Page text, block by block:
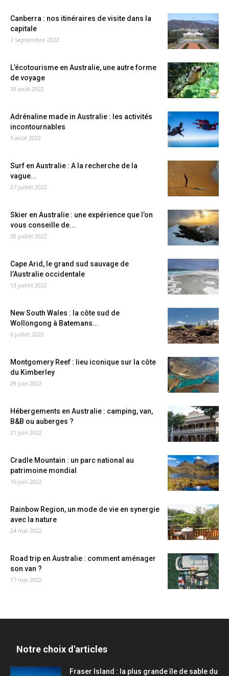
Canberra : nos itinéraires de visite dans la
capitale
7 septembre 2022
L’écotourisme en Australie, une autre forme
de voyage
10 août 2022
Adrénaline made in Australie : les activités
incontournables
3 août 2022
Surf en Australie : A la recherche de la
vague...
27 juillet 2022
Skier en Australie : une expérience que l’on
vous conseille de...
20 juillet 2022
Cape Arid, le grand sud sauvage de
l’Australie occidentale
13 juillet 2022
New South Wales : la côte sud de
Wollongong à Batemans...
6 juillet 2022
Montgomery Reef : lieu iconique sur la côte
du Kimberley
29 juin 2022
Hébergements en Australie : camping, van,
B&B ou auberges ?
21 juin 2022
Cradle Mountain : un parc national au
patrimoine mondial
16 juin 2022
Rainbow Region, un mode de vie en synergie
avec la nature
24 mai 2022
Road trip en Australie : comment aménager
son van ?
17 mai 2022
Notre choix d'articles
Fraser Island : la plus grande île de sable du